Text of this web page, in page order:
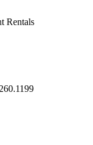
Rentals